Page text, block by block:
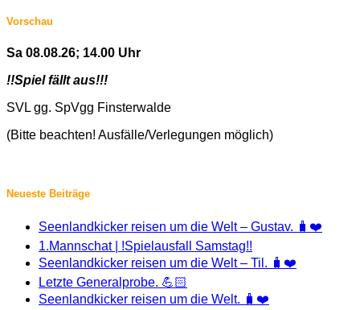
Vorschau
Sa 08.08.26; 14.00 Uhr
!!Spiel fällt aus!!!
SVL gg. SpVgg Finsterwalde
(Bitte beachten! Ausfälle/Verlegungen möglich)
Neueste Beiträge
Seenlandkicker reisen um die Welt – Gustav. 🧳❤️
1.Mannschat | !Spielausfall Samstag!!
Seenlandkicker reisen um die Welt – Til. 🧳❤️
Letzte Generalprobe. 💪🏻
Seenlandkicker reisen um die Welt. 🧳❤️